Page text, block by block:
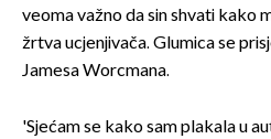
veoma važno da sin shvati kako
žrtva ucjenjivača. Glumica se
Jamesa Worcmana.
'Sjećam se kako sam plakala u